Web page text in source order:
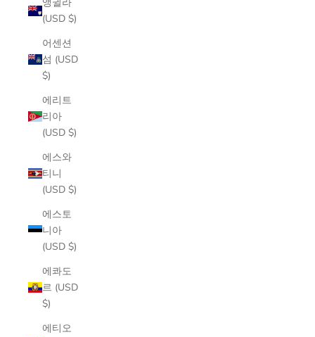
(USD $)
어센션
섬 (USD
$)
에리트
리아
(USD $)
에스와
티니
(USD $)
에스토
니아
(USD $)
에콰도
르 (USD
$)
에티오